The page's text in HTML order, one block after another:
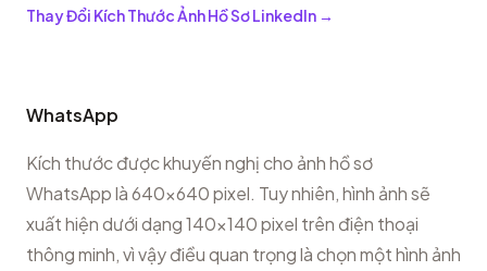
Thay Đổi Kích Thước Ảnh Hồ Sơ LinkedIn →
WhatsApp
Kích thước được khuyến nghị cho ảnh hồ sơ
WhatsApp là 640x640 pixel. Tuy nhiên, hình ảnh sẽ
xuất hiện dưới dạng 140x140 pixel trên điện thoại
thông minh, vì vậy điều quan trọng là chọn một hình ảnh